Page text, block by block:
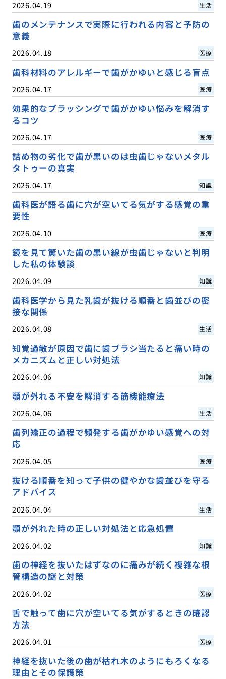
2026.04.19 生活
歯のメンテナンスで実際に行われる内容と予防の
意義
2026.04.18 医療
歯科材料のアレルギーで歯がかゆいと感じる盲点
2026.04.17 医療
効果的なブラッシングで歯がかゆい悩みを解消す
るコツ
2026.04.17 医療
詰め物の劣化で歯が黒いのは虫歯じゃないメタル
タトゥーの真実
2026.04.17 知識
歯科医が語る歯に穴が空いてる気がする感覚の重
要性
2026.04.10 医療
鏡を見て驚いた歯の黒い線が虫歯じゃないと判明
した私の体験談
2026.04.09 知識
歯科医学から見た乳歯が抜ける順番と歯並びの密
接な関係
2026.04.08 生活
知覚過敏が原因で歯に歯ブラシ当たると痛い時の
メカニズムと正しい対処法
2026.04.06 知識
顎が外れる不安を解消する筋機能療法
2026.04.06 生活
歯列矯正の過程で頻発する歯がかゆい感覚への対
応
2026.04.05 医療
抜ける順番を知って子供の健やかな歯並びを守る
アドバイス
2026.04.04 生活
顎が外れた時の正しい対処法と応急処置
2026.04.02 知識
歯の神経を抜いたはずなのに痛みが続く複雑な根
管構造の謎と対策
2026.04.02 医療
舌で触って歯に穴が空いてる気がするときの確認
方法
2026.04.01 医療
神経を抜いた後の歯が枯れ木のようにもろくなる
理由とその保護策